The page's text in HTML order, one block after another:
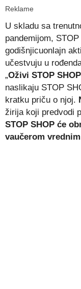
Reklame
U skladu sa
pandemijom,
godišnjicuonlajn
učestvuju u
„Oživi STOP
naslikaju STOP
kratku priču o njoj.
žirija koji predvodi
STOP SHOP će
vaučerom